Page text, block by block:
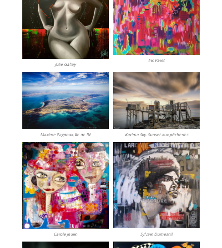
Julie Galiay
Iris Paint
Maxime Pagnoux, île de Ré Karima Sky, Sunset aux pêcheries
Carole Jeulin Sylvain Dumesnil